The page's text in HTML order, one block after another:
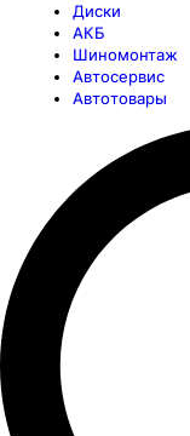
Диски
АКБ
Шиномонтаж
Автосервис
Автотовары